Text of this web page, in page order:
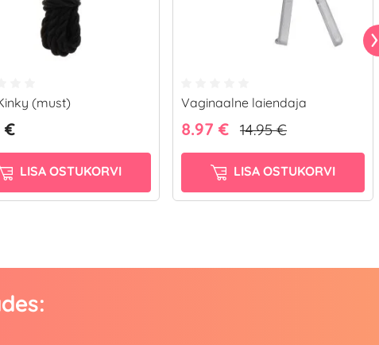
(must)
€
LISA OSTUKORVI
Vaginaalne laiendaja
8.97 € 14.95 €
LISA OSTUKORVI